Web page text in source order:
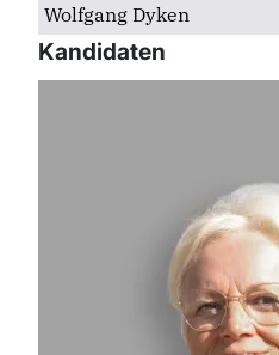
Wolfgang Dyken
Kandidaten